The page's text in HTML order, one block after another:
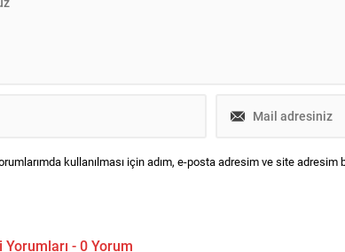
kullanılması için adım, e-posta adresim ve site adresim
- 0 Yorum